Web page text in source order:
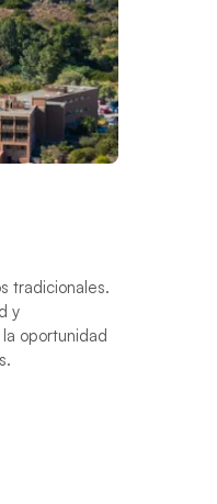
tradicionales.
y
oportunidad